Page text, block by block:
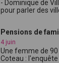
- Dominique de
pour parler des
Pensions de
4 juin
Une femme de
Coteau : l'enquête